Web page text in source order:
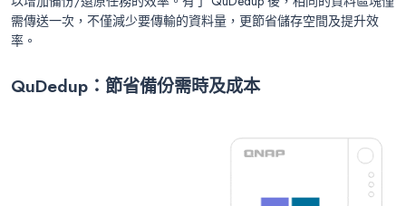
需傳送一次，不僅減少要傳輸的資料量，更節省儲存空間及提升效
率。
QuDedup ：節省備份需時及成本